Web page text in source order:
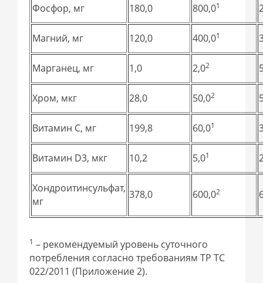
Фосфор, мг 180,0 800,01
Магний, мг 120,0 400,01
Марганец, мг 1,0 2,02
Хром, мкг 28,0 50,02
Витамин С, мг 199,8 60,01
Витамин D3, мкг 10,2 5,01
Хондроитинсульфат,
мг
378,0 600,02
1 – рекомендуемый уровень суточного
потребления согласно требованиям ТР ТС
022/2011 (Приложение 2).